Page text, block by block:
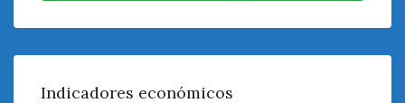
Indicadores económicos